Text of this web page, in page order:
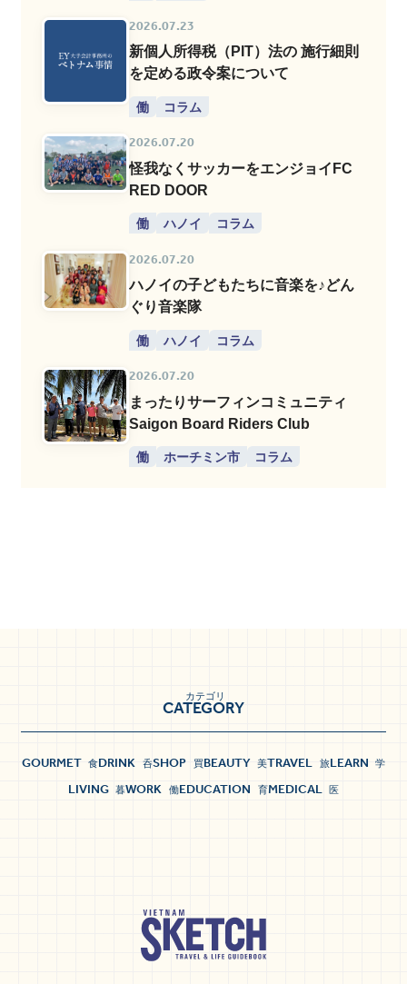
2026.07.23
新個人所得税（PIT）法の 施行細則
を定める政令案について
働 コラム
2026.07.20
怪我なくサッカーをエンジョイFC
RED DOOR
働 ハノイ コラム
2026.07.20
ハノイの子どもたちに音楽を♪どん
ぐり音楽隊
働 ハノイ コラム
2026.07.20
まったりサーフィンコミュニティ
Saigon Board Riders Club
働 ホーチミン市 コラム
CATEGORY
カテゴリ
GOURMET 食DRINK 呑SHOP 買BEAUTY 美TRAVEL 旅LEARN 学
LIVING 暮WORK 働EDUCATION 育MEDICAL 医